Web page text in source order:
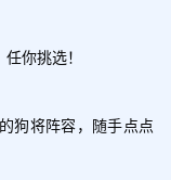
你挑选！
狗将阵容，随手点点